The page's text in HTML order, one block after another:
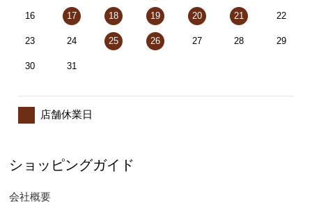
16 17 18 19 20 21 22
23 24 25 26 27 28 29
30 31
店舗休業日
ショッピングガイド
会社概要